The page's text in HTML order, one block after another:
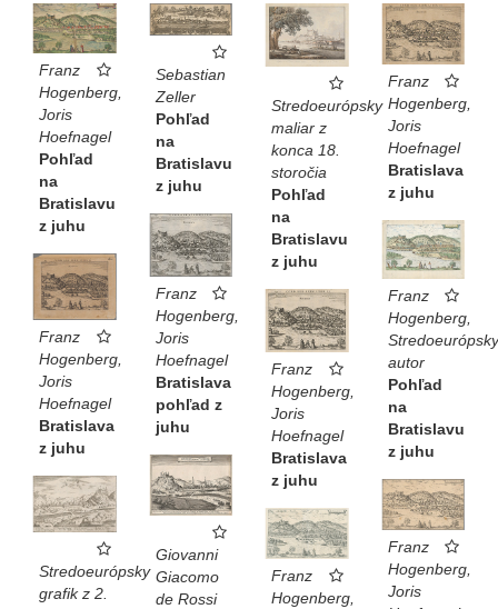
Franz
Hogenberg,
Joris
Hoefnagel
Pohľad
na
Bratislavu
z juhu
Sebastian
Zeller
Pohľad
na
Bratislavu
z juhu
Stredoeurópsky
maliar z
konca 18.
storočia
Pohľad
na
Bratislavu
z juhu
Franz
Hogenberg,
Joris
Hoefnagel
Bratislava
z juhu
Franz
Hogenberg,
Joris
Hoefnagel
Bratislava
pohľad z
juhu
Franz
Hogenberg,
Stredoeurópsky
autor
Pohľad
na
Bratislavu
z juhu
Franz
Hogenberg,
Joris
Hoefnagel
Bratislava
z juhu
Franz
Hogenberg,
Joris
Hoefnagel
Bratislava
z juhu
Giovanni
Giacomo
de Rossi
Stredoeurópsky
grafik z 2.
Franz
Hogenberg,
Joris
Franz
Hogenberg,